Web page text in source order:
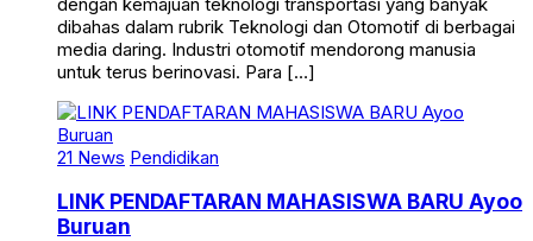
dibahas dalam rubrik Teknologi dan Otomotif di berbagai
media daring. Industri otomotif mendorong manusia
untuk terus berinovasi. Para […]
21 News Pendidikan
LINK PENDAFTARAN MAHASISWA BARU Ayoo
Buruan